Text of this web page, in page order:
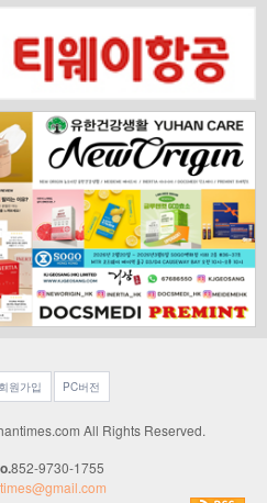
회원가입 PC버전
All Rights Reserved.
852-9730-1755